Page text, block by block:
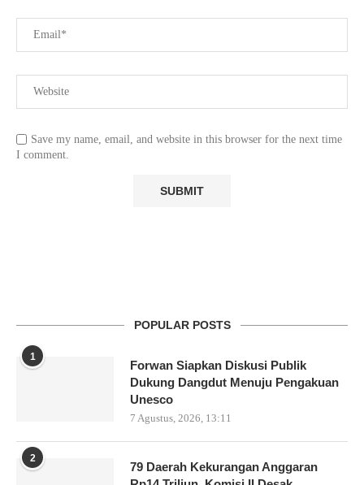
Save my name, email, and website in this browser for the next time
I comment.
POPULAR POSTS
1
Forwan Siapkan Diskusi Publik
Dukung Dangdut Menuju Pengakuan
Unesco
7 Agustus, 2026, 13:11
2
79 Daerah Kekurangan Anggaran